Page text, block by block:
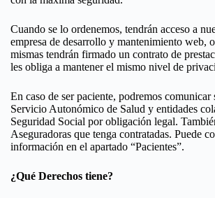
Cuando se lo ordenemos, tendrán acceso a
empresa de desarrollo y mantenimiento web,
mismas tendrán firmado un contrato de
les obliga a mantener el mismo nivel de
En caso de ser paciente, podremos comunicar
Servicio Autonómico de Salud y entidades
Seguridad Social por obligación legal.
Aseguradoras que tenga contratadas. Puede
información en el apartado “Pacientes”.
¿Qué Derechos tiene?